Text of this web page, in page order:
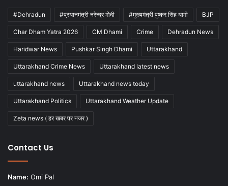
#Dehradun #प्रधानमंत्री नरेन्द्र मोदी #मुख्यमंत्री पुष्कर सिंह धामी BJP
Char Dham Yatra 2026 CM Dhami Crime Dehradun News
Haridwar News Pushkar Singh Dhami Uttarakhand
Uttarakhand Crime News Uttarakhand latest news
uttarakhand news Uttarakhand news today
Uttarakhand Politics Uttarakhand Weather Update
Zeta news ( हर खबर पर नजर )
Contact Us
Name: Omi Pal